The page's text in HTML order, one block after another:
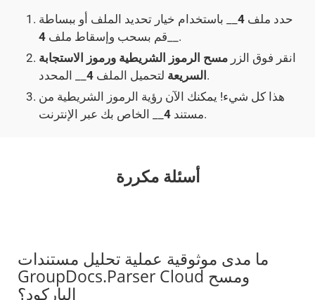
حدد ملف 4 __ باستخدام خيار تحديد الملف أو ببساطة
قم بسحب وإسقاط ملف 4
__.
انقر فوق الزر مسح الرموز الشريطية ورموز الاستجابة
السريعة لتحميل الملف 4
__ المحدد.
هذا كل شيء! يمكنك الآن رؤية الرموز الشريطية من
مستند 4 __ الخاص بك عبر الإنترنت.
أسئلة مكررة
ما مدى موثوقية عملية تحليل مستندات
GroupDocs.Parser Cloud ومسح
الباركود؟